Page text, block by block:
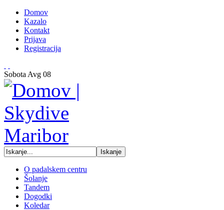
Domov
Kazalo
Kontakt
Prijava
Registracija
Sobota Avg 08
O padalskem centru
Šolanje
Tandem
Dogodki
Koledar